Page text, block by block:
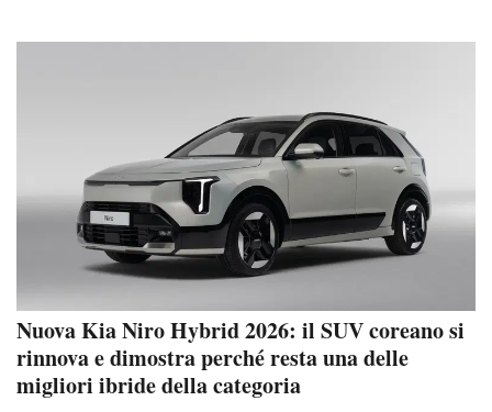
Nuova Kia Niro Hybrid 2026: il SUV coreano si
rinnova e dimostra perché resta una delle
migliori ibride della categoria